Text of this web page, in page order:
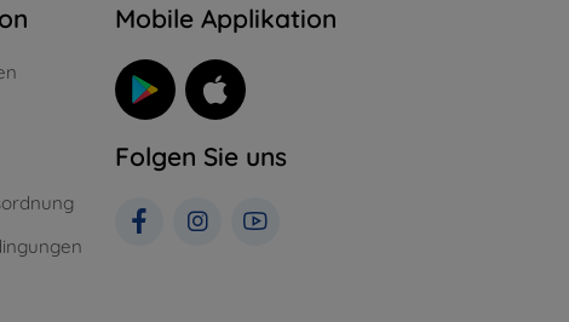
Mobile Applikation
Folgen Sie uns